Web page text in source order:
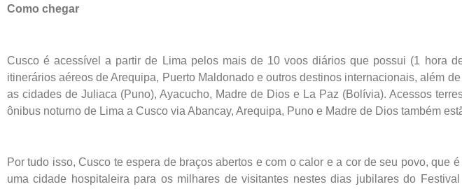
Como chegar
Cusco é acessível a partir de Lima pelos mais de 10 voos diários que possui (1 hora
itinerários aéreos de Arequipa, Puerto Maldonado e outros destinos internacionais, além
as cidades de Juliaca (Puno), Ayacucho, Madre de Dios e La Paz (Bolívia). Acessos
ônibus noturno de Lima a Cusco via Abancay, Arequipa, Puno e Madre de Dios também
Por tudo isso, Cusco te espera de braços abertos e com o calor e a cor de seu povo, que
uma cidade hospitaleira para os milhares de visitantes nestes dias jubilares do